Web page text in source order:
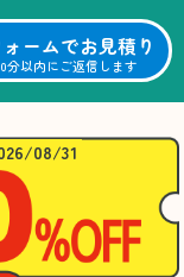
ォームでお見積り
分以内にご返信します
08/31